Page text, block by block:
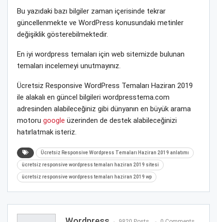
Bu yazıdaki bazı bilgiler zaman içerisinde tekrar
güncellenmekte ve WordPress konusundaki metinler
değişiklik gösterebilmektedir.
En iyi wordpress temaları için web sitemizde bulunan
temaları incelemeyi unutmayınız.
Ücretsiz Responsive WordPress Temaları Haziran 2019
ile alakalı en güncel bilgileri wordpresstema.com
adresinden alabileceğiniz gibi dünyanın en büyük arama
motoru google üzerinden de destek alabileceğinizi
hatırlatmak isteriz.
Ücretsiz Responsive Wordpress Temaları Haziran 2019 anlatımı
ücretsiz responsive wordpress temaları haziran 2019 sitesi
ücretsiz responsive wordpress temaları haziran 2019 wp